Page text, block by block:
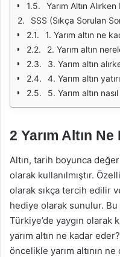
Yarım Altın
SSS (Sıkça Sorulan
1. Yarım altın ne
2. Yarım altın
3. Yarım altın
4. Yarım altın
5. Yarım altın
2 Yarım Altın
Altın, tarih boyunca
olarak kullanılmıştır.
olarak sıkça tercih edilir
hediye olarak sunulur. Bu
Türkiye’de yaygın olarak
yarım altın ne kadar
öncelikle yarım altının